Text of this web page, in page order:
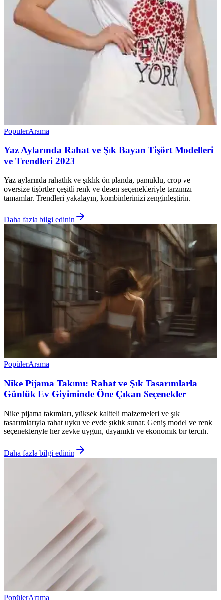
PopülerArama
Yaz Aylarında Rahat ve Şık Bayan Tişört Modelleri
ve Trendleri 2023
Yaz aylarında rahatlık ve şıklık ön planda, pamuklu, crop ve
oversize tişörtler çeşitli renk ve desen seçenekleriyle tarzınızı
tamamlar. Trendleri yakalayın, kombinlerinizi zenginleştirin.
Daha fazla bilgi edinin
PopülerArama
Nike Pijama Takımı: Rahat ve Şık Tasarımlarla
Günlük Ev Giyiminde Öne Çıkan Seçenekler
Nike pijama takımları, yüksek kaliteli malzemeleri ve şık
tasarımlarıyla rahat uyku ve evde şıklık sunar. Geniş model ve renk
seçenekleriyle her zevke uygun, dayanıklı ve ekonomik bir tercih.
Daha fazla bilgi edinin
PopülerArama